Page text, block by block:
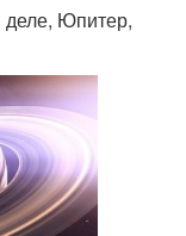
деле, Юпитер,